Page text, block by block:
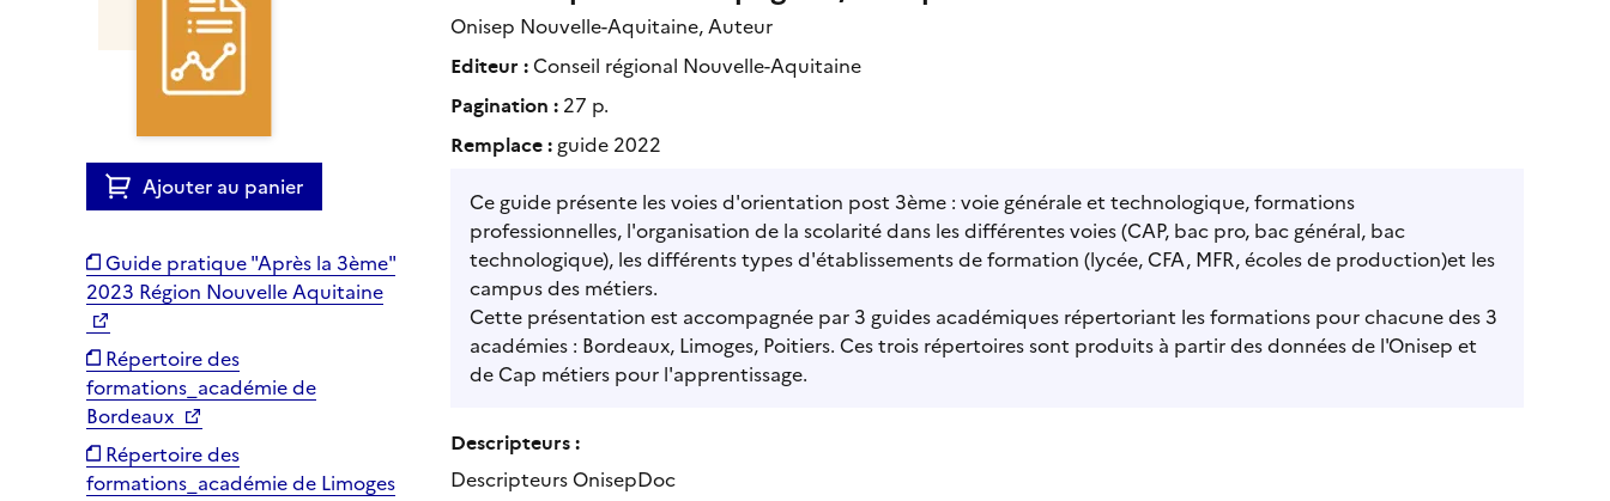
Ajouter au panier
Guide pratique "Après la 3ème"
2023 Région Nouvelle Aquitaine
Répertoire des
formations_académie de
Bordeaux
Répertoire des
formations_académie de Limoges
Onisep Nouvelle-Aquitaine, Auteur
Editeur : Conseil régional Nouvelle-Aquitaine
Pagination : 27 p.
Remplace :guide 2022
Ce guide présente les voies d'orientation post 3ème : voie générale et technologique, formations
professionnelles, l'organisation de la scolarité dans les différentes voies (CAP, bac pro, bac général, bac
technologique), les différents types d'établissements de formation (lycée, CFA, MFR, écoles de production)et les
campus des métiers.
Cette présentation est accompagnée par 3 guides académiques répertoriant les formations pour chacune des 3
académies : Bordeaux, Limoges, Poitiers. Ces trois répertoires sont produits à partir des données de l'Onisep et
de Cap métiers pour l'apprentissage.
Descripteurs :
Descripteurs OnisepDoc